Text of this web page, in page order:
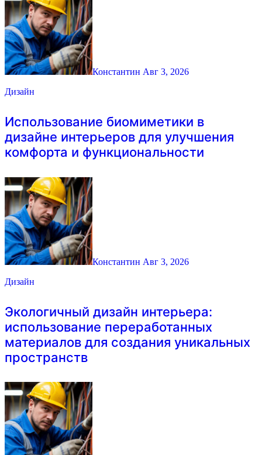
Константин Авг 3, 2026
Дизайн
Использование биомиметики в
дизайне интерьеров для улучшения
комфорта и функциональности
Константин Авг 3, 2026
Дизайн
Экологичный дизайн интерьера:
использование переработанных
материалов для создания уникальных
пространств